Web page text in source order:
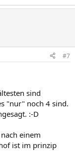
#7
sind
"nur" noch 4 sind.
:-D
einem
ist im prinzip